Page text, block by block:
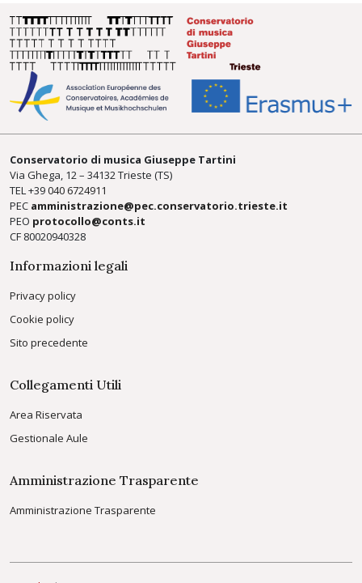
Conservatorio di musica Giuseppe Tartini
Via Ghega, 12 – 34132 Trieste (TS)
TEL +39040 6724911
PEC amministrazione@pec.conservatorio.trieste.it
PEO protocollo@conts.it
CF 80020940328
Informazioni legali
Privacy policy
Cookie policy
Sito precedente
Collegamenti Utili
Area Riservata
Gestionale Aule
Amministrazione Trasparente
Amministrazione Trasparente